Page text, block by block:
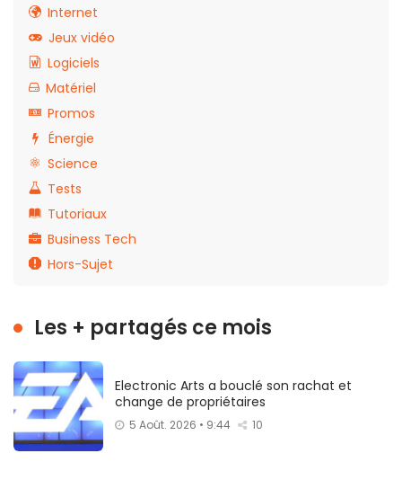
Internet
Jeux vidéo
Logiciels
Matériel
Promos
Énergie
Science
Tests
Tutoriaux
Business Tech
Hors-Sujet
Les + partagés ce mois
Electronic Arts a bouclé son rachat et
change de propriétaires
5 Août. 2026 • 9:44 10